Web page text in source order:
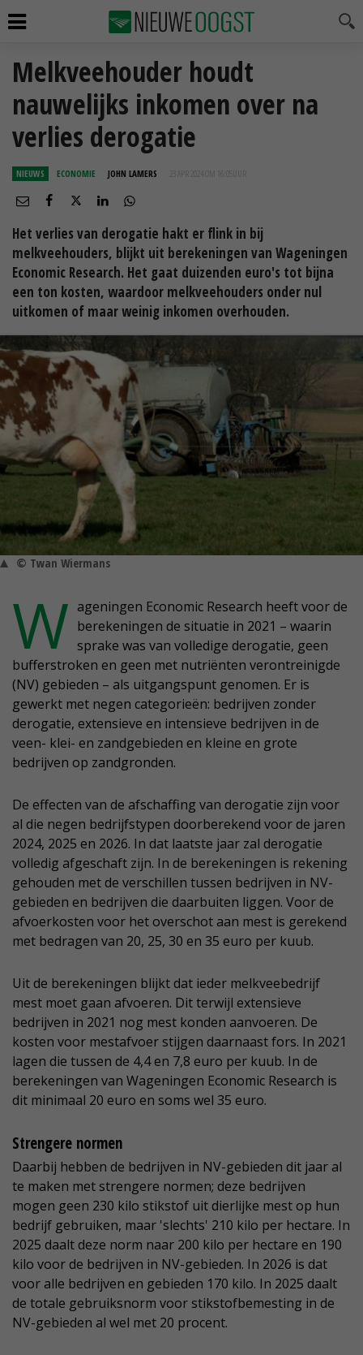
Melkveehouder houdt
nauwelijks inkomen over na
verlies derogatie
NIEUWS ECONOMIE JOHN LAMERS 23 APR 2024 OM 16:05
Het verlies van derogatie hakt er flink in bij
melkveehouders, blijkt uit berekeningen van Wageningen
Economic Research. Het gaat duizenden euro's tot bijna
een ton kosten, waardoor melkveehouders onder nul
uitkomen of maar weinig inkomen overhouden.
© Twan Wiermans
W ageningen Economic Research heeft voor de
berekeningen de situatie in 2021 – waarin
sprake was van volledige derogatie, geen
bufferstroken en geen met nutriënten verontreinigde
(NV) gebieden – als uitgangspunt genomen. Er is
gewerkt met negen categorieën: bedrijven zonder
derogatie, extensieve en intensieve bedrijven in de
veen- klei- en zandgebieden en kleine en grote
bedrijven op zandgronden.
De effecten van de afschaffing van derogatie zijn voor
al die negen bedrijfstypen doorberekend voor de jaren
2024, 2025 en 2026. In dat laatste jaar zal derogatie
volledig afgeschaft zijn. In de berekeningen is rekening
gehouden met de verschillen tussen bedrijven in NV-
gebieden en bedrijven die daarbuiten liggen. Voor de
afvoerkosten voor het overschot aan mest is gerekend
met bedragen van 20, 25, 30 en 35 euro per kuub.
Uit de berekeningen blijkt dat ieder melkveebedrijf
mest moet gaan afvoeren. Dit terwijl extensieve
bedrijven in 2021 nog mest konden aanvoeren. De
kosten voor mestafvoer stijgen daarnaast fors. In 2021
lagen die tussen de 4,4 en 7,8 euro per kuub. In de
berekeningen van Wageningen Economic Research is
dit minimaal 20 euro en soms wel 35 euro.
Strengere normen
Daarbij hebben de bedrijven in NV-gebieden dit jaar al
te maken met strengere normen; deze bedrijven
mogen geen 230 kilo stikstof uit dierlijke mest op hun
bedrijf gebruiken, maar 'slechts' 210 kilo per hectare. In
2025 daalt deze norm naar 200 kilo per hectare en 190
kilo voor de bedrijven in NV-gebieden. In 2026 is dat
voor alle bedrijven en gebieden 170 kilo. In 2025 daalt
de totale gebruiksnorm voor stikstofbemesting in de
NV-gebieden al wel met 20 procent.